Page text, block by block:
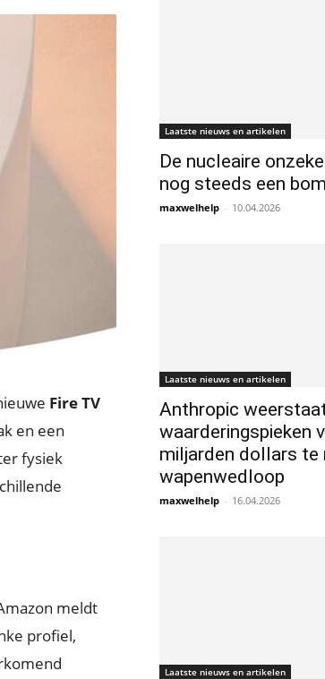
Fire TV
en een
fysiek
meldt
profiel,
Laatste nieuws en artikelen
De nucleaire
nog steeds een
maxwelhelp - 10.04.2026
Laatste nieuws en artikelen
Anthropic
waarderingspieken
miljarden dollars te
wapenwedloop
maxwelhelp - 16.04.2026
Laatste nieuws en artikelen